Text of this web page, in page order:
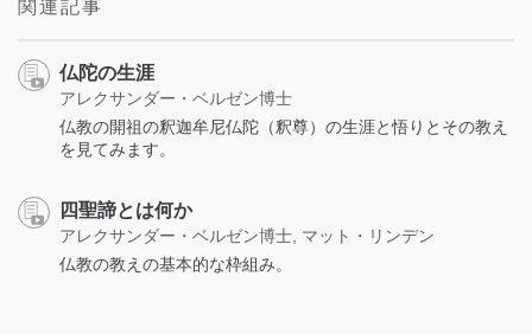
関連記事
仏陀の生涯
アレクサンダー・ベルゼン博士
仏教の開祖の釈迦牟尼仏陀（釈尊）の生涯と悟りとその教え
を見てみます。
四聖諦とは何か
アレクサンダー・ベルゼン博士, マット・リンデン
仏教の教えの基本的な枠組み。